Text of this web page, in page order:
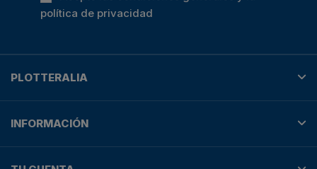
política de privacidad
PLOTTERALIA
INFORMACIÓN